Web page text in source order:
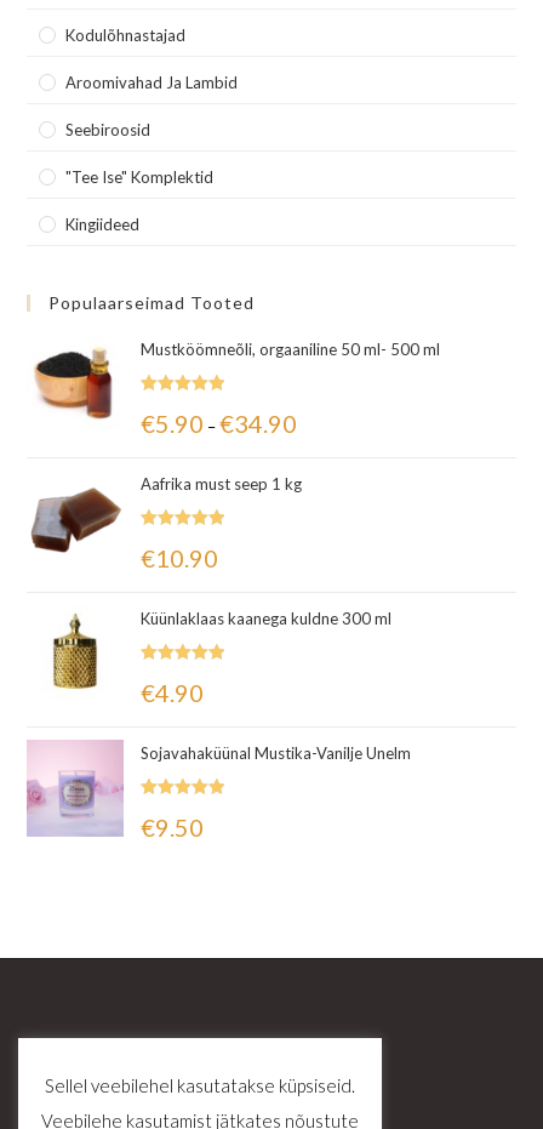
Kodulõhnastajad
Aroomivahad Ja Lambid
Seebiroosid
"Tee Ise" Komplektid
Kingiideed
Populaarseimad Tooted
Mustköömneõli, orgaaniline 50 ml- 500 ml
5.00 / 5
€5.90 – €34.90
Aafrika must seep 1 kg
5.00/ 5
€10.90
Küünlaklaas kaanega kuldne 300 ml
5.00/ 5
€4.90
Sojavahaküünal Mustika-Vanilje Unelm
5.00 / 5
€9.50
Sellel veebilehel kasutatakse küpsiseid.
Veebilehe kasutamist jätkates nõustute